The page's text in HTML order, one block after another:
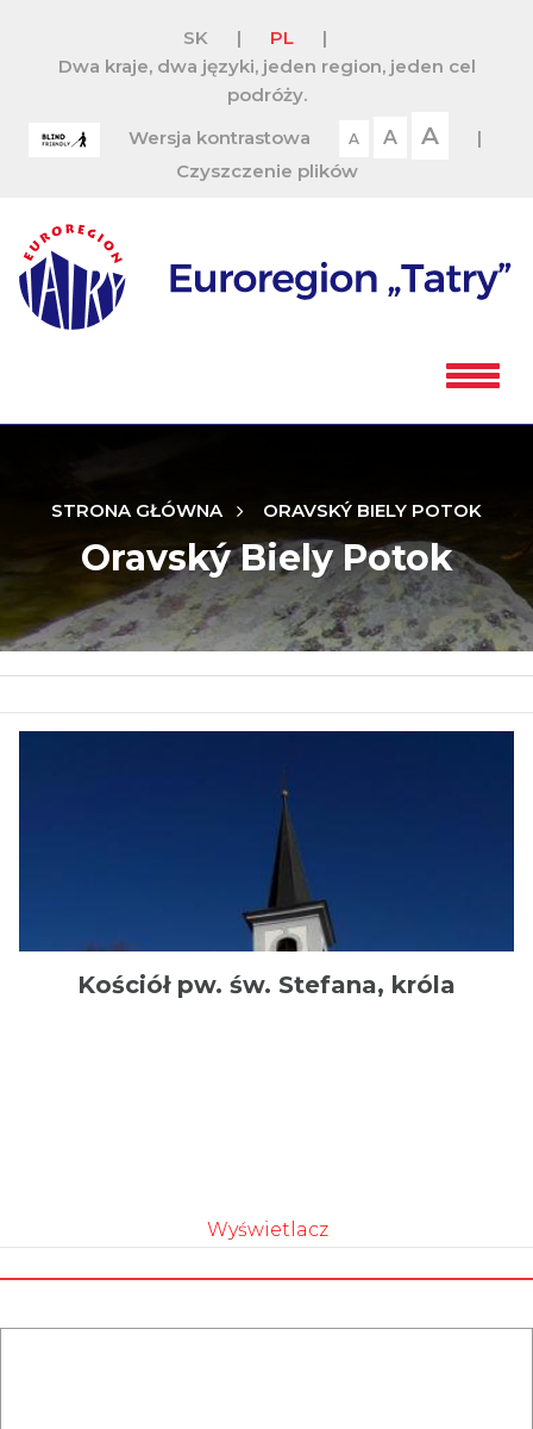
SK | PL
|
Dwa kraje, dwa języki, jeden region, jeden cel
podróży.
Wersja kontrastowa
A A A
|
Czyszczenie plików
STRONA GŁÓWNA ORAVSKÝ BIELY POTOK
Oravský Biely Potok
Kościół pw. św. Stefana, króla
Wyświetlacz